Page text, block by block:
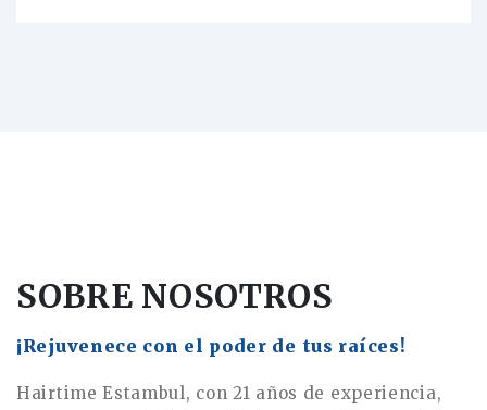
SOBRE NOSOTROS
¡Rejuvenece con el poder de tus raíces!
Hairtime Estambul, con 21 años de experiencia,